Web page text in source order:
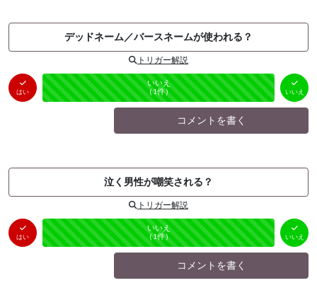
デッドネーム／バースネームが使われる？
トリガー解説
はい
はい
（0件）
未投票
いいえ
（1件） いいえ
コメントを書く
泣く男性が嘲笑される？
トリガー解説
はい
はい
（0件）
未投票
いいえ
（1件） いいえ
コメントを書く